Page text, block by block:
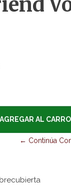
← Continúa